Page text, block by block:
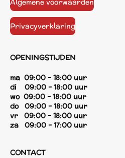
Algemene voorwaarden
Privacyverklaring
OPENINGSTIJDEN
ma 09:00 - 18:00 uur
di 09:00 - 18:00 uur
wo 09:00 - 18:00 uur
do 09:00 - 18:00 uur
vr 09:00 - 18:00 uur
za 09:00 - 17:00 uur
CONTACT